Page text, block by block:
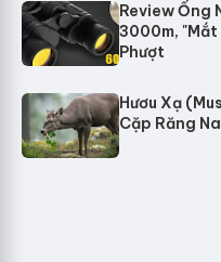
Review Ống
3000m, "Mắt
Phượt
Hươu Xạ
Cặp Răng